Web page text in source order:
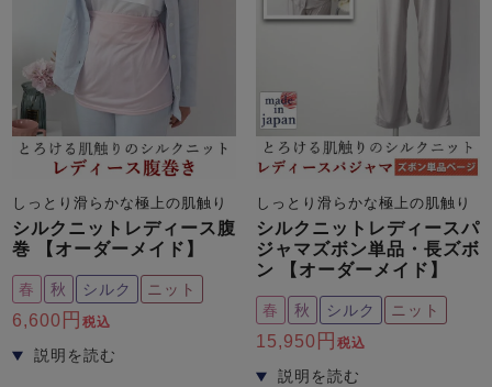
しっとり滑らかな極上の肌触り
シルクニットレディース腹
巻 【オーダーメイド】
春 秋 シルク ニット
6,600 税込
しっとり滑らかな極上の肌触り
シルクニットレディースパ
ジャマズボン単品・長ズボ
ン 【オーダーメイド】
春 秋 シルク ニット
15,950 税込